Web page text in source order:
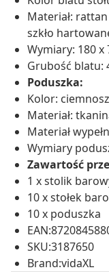
Materiał:
szkło
Wymiary: 180 x
Grubość blatu:
Poduszka:
Kolor:
Materiał:
Materiał
Wymiary
Zawartość
1 x stolik
10 x stołek
10 x poduszka
SKU:3187650
Brand:vidaXL